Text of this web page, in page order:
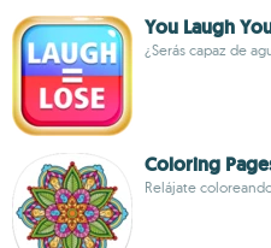
You Laugh
¿Serás capaz de
Coloring
Relájate